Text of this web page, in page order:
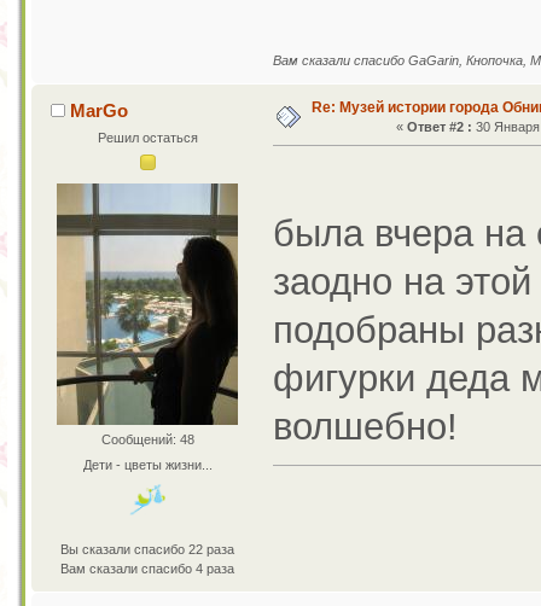
Вам сказали спасибо GaGarin, Кнопочка,
MarGo
Решил остаться
Сообщений: 48
Дети - цветы жизни...
Вы сказали спасибо 22 раза
Вам сказали спасибо 4 раза
Re: Музей истории города
« Ответ #2 : 30
была вчера
заодно на
подобраны
фигурки деда
волшебно!